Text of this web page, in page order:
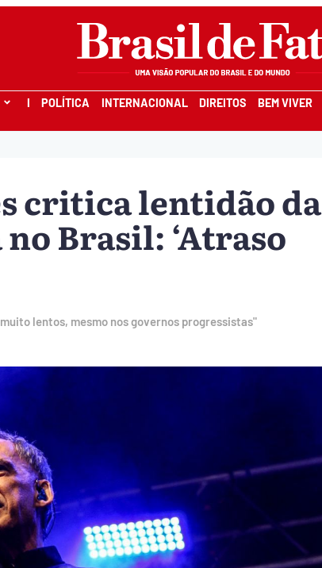
I POLÍTICA INTERNACIONAL DIREITOS BEM VIVER
critica lentidão da
Brasil: ‘Atraso
lentos, mesmo nos governos progressistas"